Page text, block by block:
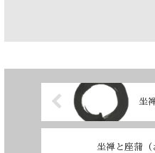
坐
坐禅と座蒲（